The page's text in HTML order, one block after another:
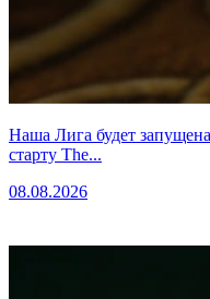
Наша Лига будет
старту The...
08.08.2026